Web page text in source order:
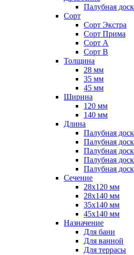
Палубная
Сорт
Сорт Экстра
Сорт Прима
Сорт A
Сорт B
Толщина
28 мм
35 мм
45 мм
Ширина
120 мм
140 мм
Длина
Палубная
Палубная
Палубная
Палубная
Палубная
Сечение
28х120 мм
28х140 мм
35х140 мм
45х140 мм
Назначение
Для бани
Для ванной
Для террасы